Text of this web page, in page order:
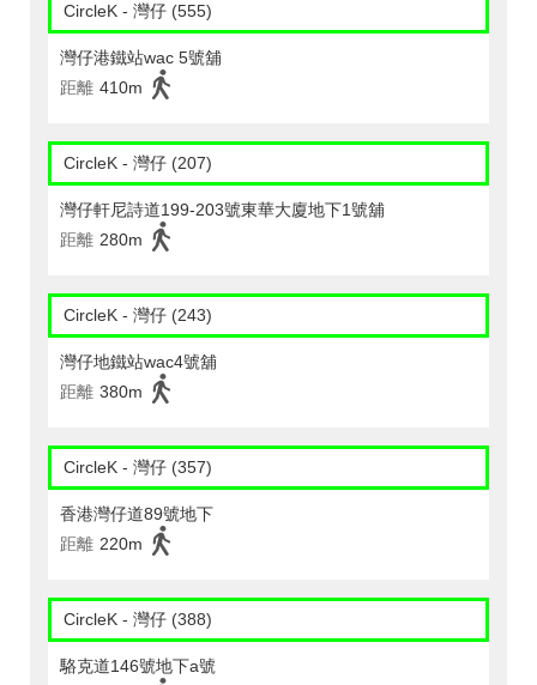
CircleK - 灣仔 (555)
灣仔港鐵站wac 5號舖
距離 410m
CircleK - 灣仔 (207)
灣仔軒尼詩道199-203號東華大廈地下1號舖
距離 280m
CircleK - 灣仔 (243)
灣仔地鐵站wac4號舖
距離 380m
CircleK - 灣仔 (357)
香港灣仔道89號地下
距離 220m
CircleK - 灣仔 (388)
駱克道146號地下a號